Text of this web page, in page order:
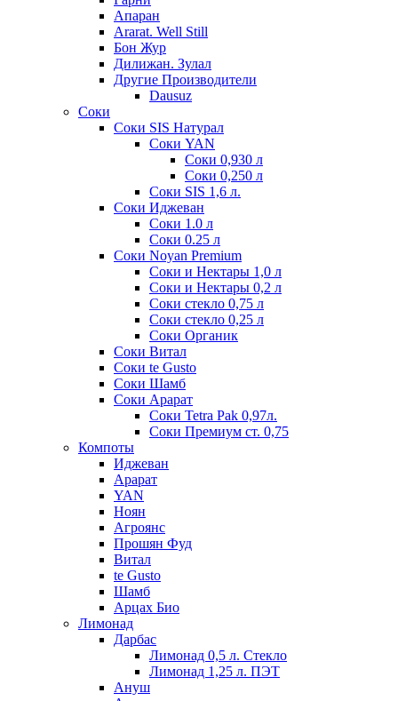
Апаран
Ararat. Well Still
Бон Жур
Дилижан. Зулал
Другие Производители
Dausuz
Соки
Соки SIS Натурал
Соки YAN
Соки 0,930 л
Соки 0,250 л
Соки SIS 1,6 л.
Соки Иджеван
Соки 1.0 л
Соки 0.25 л
Соки Noyan Premium
Соки и Нектары 1,0 л
Соки и Нектары 0,2 л
Соки стекло 0,75 л
Соки стекло 0,25 л
Соки Органик
Соки Витал
Соки te Gusto
Соки Шамб
Соки Арарат
Соки Tetra Pak 0,97л.
Соки Премиум ст. 0,75
Компоты
Иджеван
Арарат
YAN
Ноян
Агроянс
Прошян Фуд
Витал
te Gusto
Шамб
Арцах Био
Лимонад
Дарбас
Лимонад 0,5 л. Стекло
Лимонад 1,25 л. ПЭТ
Ануш